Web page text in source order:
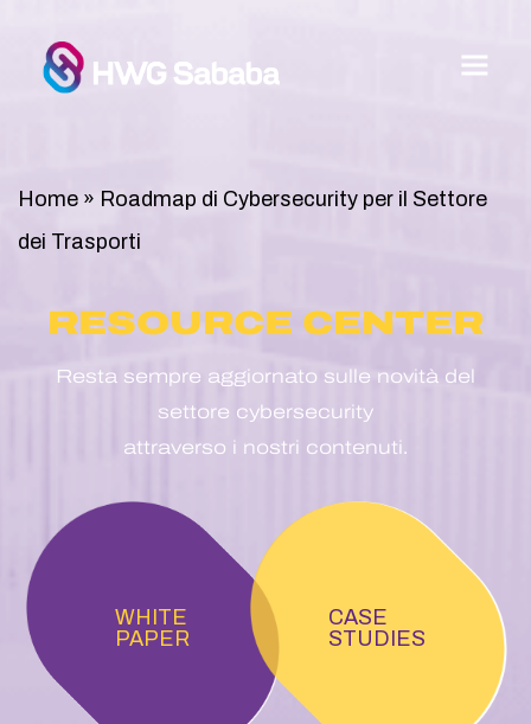
Home » Roadmap di Cybersecurity per il Settore
dei Trasporti
RESOURCE CENTER
Resta sempre aggiornato sulle novità del
settore cybersecurity
attraverso i nostri contenuti.
WHITE
PAPER
CASE
STUDIES